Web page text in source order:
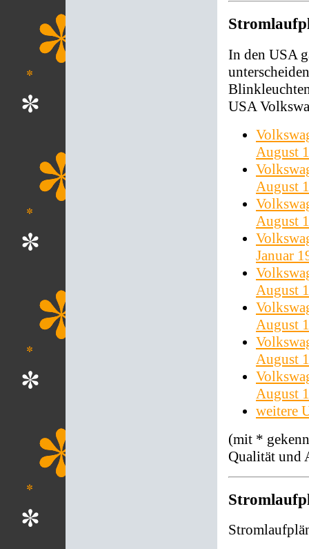
In den USA
USA
August
August
August
Januar
August
August
August
August
weitere
(mit *
Qualität und